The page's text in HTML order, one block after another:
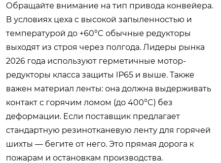
Обращайте внимание на тип привода конвейера.
В условиях цеха с высокой запыленностью и
температурой до +60°C обычные редукторы
выходят из строя через полгода. Лидеры рынка
2026 года используют герметичные мотор-
редукторы класса защиты IP65 и выше. Также
важен материал ленты: она должна выдерживать
контакт с горячим ломом (до 400°C) без
деформации. Если поставщик предлагает
стандартную резинотканевую ленту для горячей
шихты — бегите от него. Это прямая дорога к
пожарам и остановкам производства.